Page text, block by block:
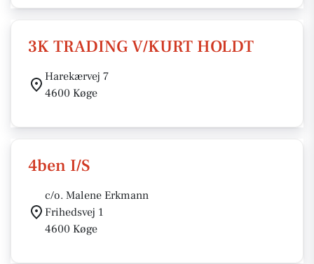
3K TRADING V/KURT HOLDT
Harekærvej 7
4600 Køge
4ben I/S
c/o. Malene Erkmann
Frihedsvej 1
4600 Køge